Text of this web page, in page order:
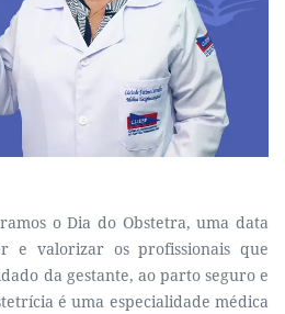
o Dia do Obstetra, uma data
e valorizar os profissionais que
da gestante, ao parto seguro e
é uma especialidade médica